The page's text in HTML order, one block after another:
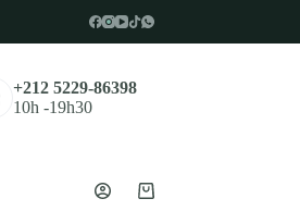
+212 5229-86398
10h -19h30
Panier